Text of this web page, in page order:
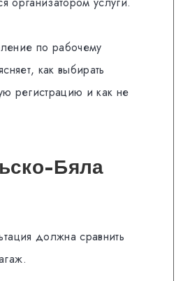
по рабочему
как выбирать
регистрацию и как не
Бяла
должна сравнить